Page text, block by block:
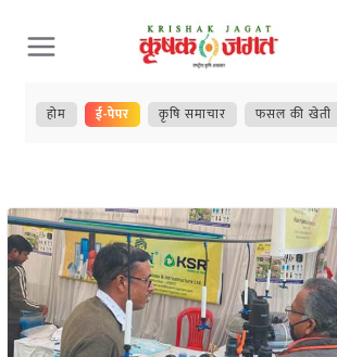
Skip
to
content
होम ई-पेपर कृषि समाचार फसल की खेती